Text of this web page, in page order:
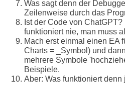
Was sagt denn der
Zeilenweise durch das
Ist der Code von
funktioniert nie, man muss
Mach erst einmal einen EA
Charts = _Symbol) und
mehrere Symbole
Beispiele.
Aber: Was funktioniert